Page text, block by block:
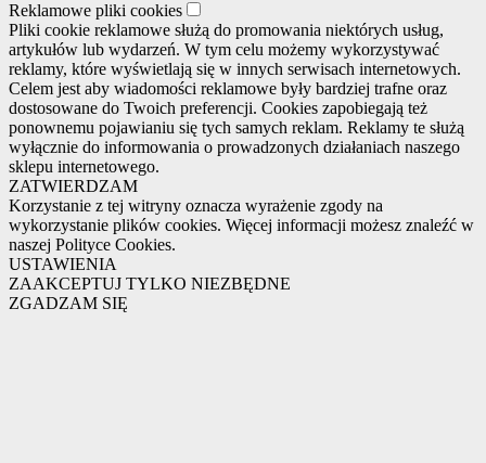
Reklamowe pliki cookies
Pliki cookie reklamowe służą do promowania niektórych usług,
artykułów lub wydarzeń. W tym celu możemy wykorzystywać
reklamy, które wyświetlają się w innych serwisach internetowych.
Celem jest aby wiadomości reklamowe były bardziej trafne oraz
dostosowane do Twoich preferencji. Cookies zapobiegają też
ponownemu pojawianiu się tych samych reklam. Reklamy te służą
wyłącznie do informowania o prowadzonych działaniach naszego
sklepu internetowego.
ZATWIERDZAM
Korzystanie z tej witryny oznacza wyrażenie zgody na
wykorzystanie plików cookies. Więcej informacji możesz znaleźć w
naszej Polityce Cookies.
USTAWIENIA
ZAAKCEPTUJ TYLKO NIEZBĘDNE
ZGADZAM SIĘ